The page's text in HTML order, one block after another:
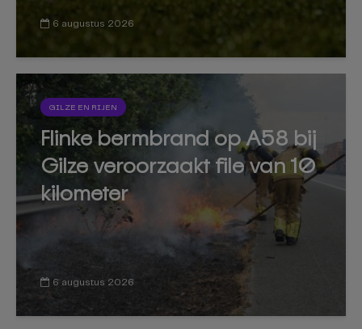
6 augustus 2026
GILZE EN RIJEN
Flinke bermbrand op A58 bij
Gilze veroorzaakt file van 10
kilometer
6 augustus 2026